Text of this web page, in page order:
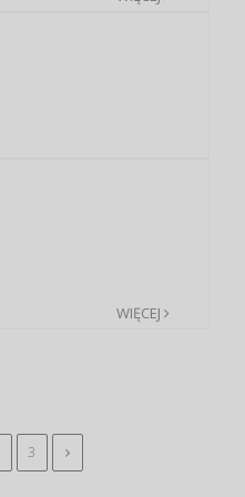
WIĘCEJ
3